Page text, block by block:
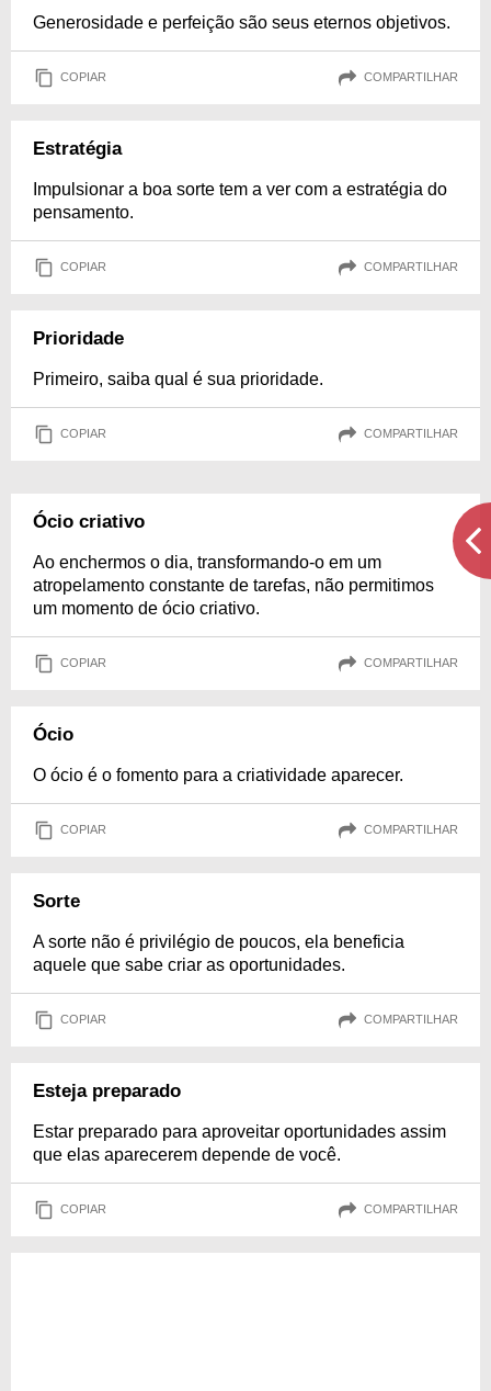
Generosidade e perfeição são seus eternos objetivos.
COPIAR COMPARTILHAR
Estratégia
Impulsionar a boa sorte tem a ver com a estratégia do
pensamento.
COPIAR COMPARTILHAR
Prioridade
Primeiro, saiba qual é sua prioridade.
COPIAR COMPARTILHAR
Ócio criativo
Ao enchermos o dia, transformando-o em um
atropelamento constante de tarefas, não permitimos
um momento de ócio criativo.
COPIAR COMPARTILHAR
Ócio
O ócio é o fomento para a criatividade aparecer.
COPIAR COMPARTILHAR
Sorte
A sorte não é privilégio de poucos, ela beneficia
aquele que sabe criar as oportunidades.
COPIAR COMPARTILHAR
Esteja preparado
Estar preparado para aproveitar oportunidades assim
que elas aparecerem depende de você.
COPIAR COMPARTILHAR